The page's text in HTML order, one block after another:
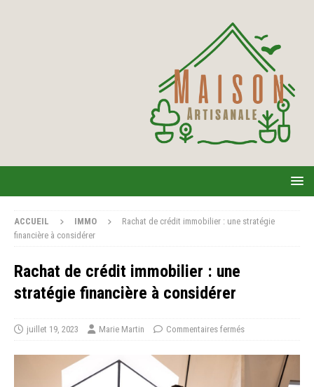
ACCUEIL IMMO
Rachat de crédit immobilier : une stratégie
financière à considérer
Rachat de crédit immobilier : une
stratégie financière à considérer
juillet 19, 2023 Marie Martin Commentaires fermés